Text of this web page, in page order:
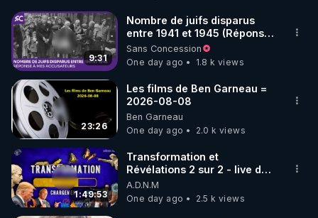
9:31
Nombre de juifs disparus
entre 1941 et 1945 (Réponse
à mes accusateurs)
Sans Concession
One day ago
1.8 k views
23:26
Les films de Ben Garneau =
2026-08-08
Ben Garneau
One day ago
2.0 k views
1:49:53
Transformation et
Révélations 2 sur 2 - live du
07/08/26
A.D.N.M
One day ago
2.5 k views